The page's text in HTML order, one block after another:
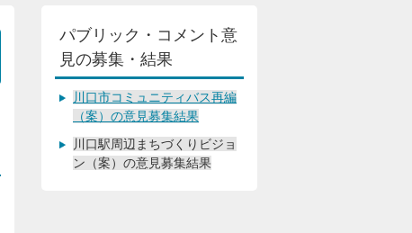
パブリック・コメント意
見の募集・結果
川口市コミュニティバス再編
（案）の意見募集結果
川口駅周辺まちづくりビジョ
ン（案）の意見募集結果